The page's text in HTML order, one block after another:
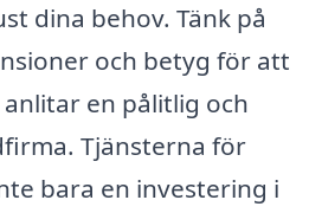
dina behov. Tänk på
och betyg för att
en pålitlig och
Tjänsterna för
bara en investering i